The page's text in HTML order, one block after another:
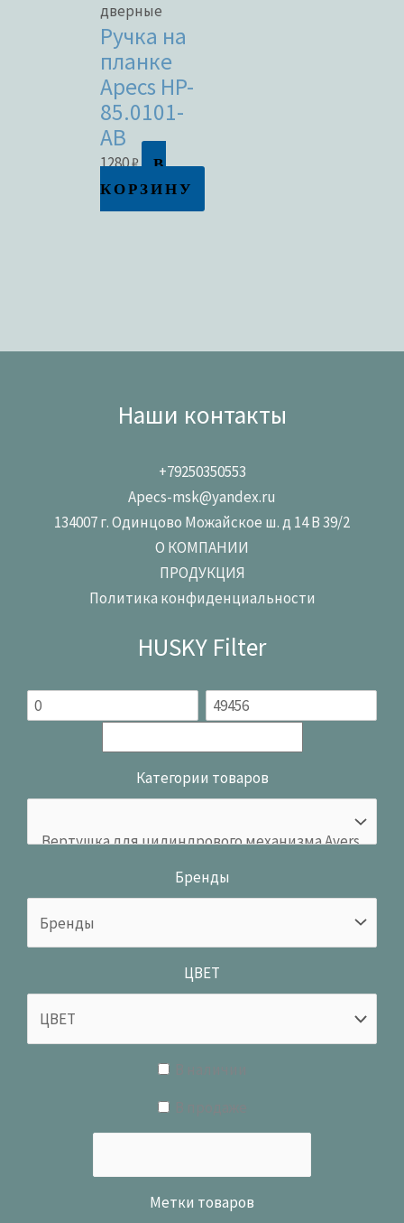
дверные
Ручка на
планке
Apecs HP-
85.0101-
AB
1280₽
В
КОРЗИНУ
Наши контакты
+79250350553
Apecs-msk@yandex.ru
134007 г. Одинцово Можайское ш. д 14 В 39/2
О КОМПАНИИ
ПРОДУКЦИЯ
Политика конфиденциальности
HUSKY Filter
Категории товаров
Бренды
ЦВЕТ
Метки товаров